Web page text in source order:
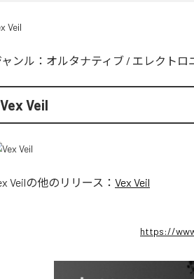
Veil
ンル： オルタナティブ / エレクトロ
Vex Veil
Veilの他のリリース： Vex Veil
https://